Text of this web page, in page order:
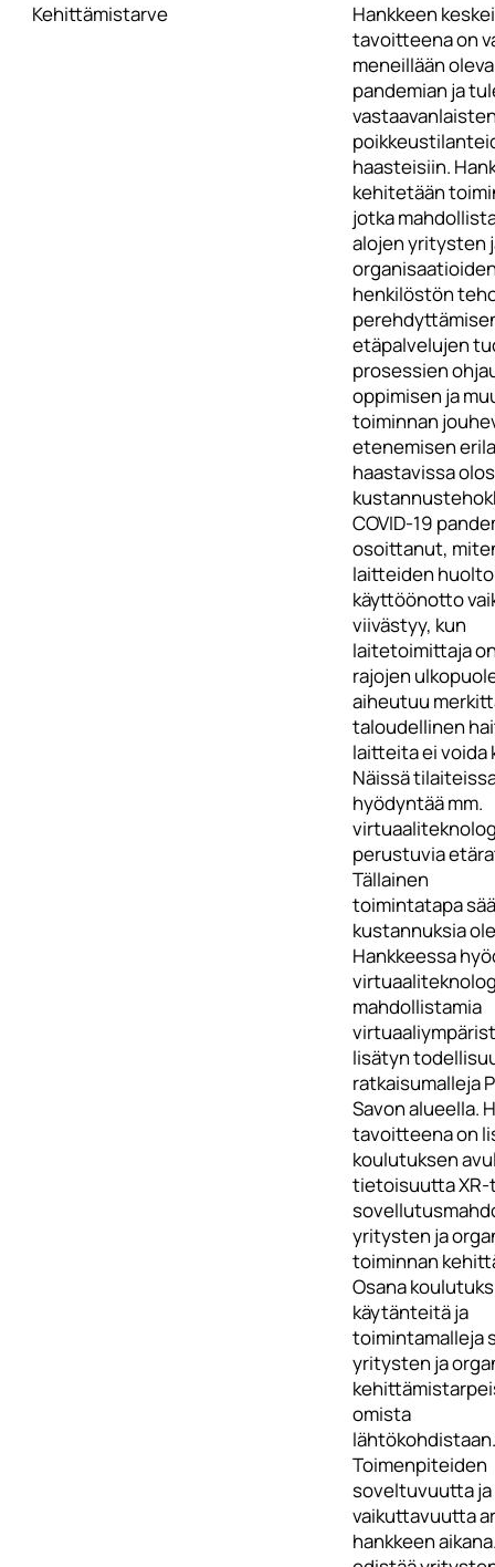
Kehittämistarve
Hankkeen
tavoitteena on
meneillään
pandemian ja
haasteisiin.
kehitetään
jotka
alojen yritysten
henkilöstön
etäpalvelujen
prosessien
oppimisen ja
toiminnan
etenemisen
haastavissa
COVID-19
osoittanut,
laitteiden
käyttöönotto
viivästyy, kun
laitetoimittaja
rajojen
aiheutuu
taloudellinen
laitteita ei voida
Näissä
hyödyntää mm.
perustuvia
Tällainen
toimintatapa
kustannuksia
Hankkeessa
mahdollistamia
lisätyn
ratkaisumalleja
Savon alueella.
tavoitteena on
koulutuksen
tietoisuutta
yritysten ja
toiminnan
Osana
käytänteitä ja
toimintamalleja
yritysten ja
omista
lähtökohdistaan.
Toimenpiteiden
soveltuvuutta ja
vaikuttavuutta
hankkeen